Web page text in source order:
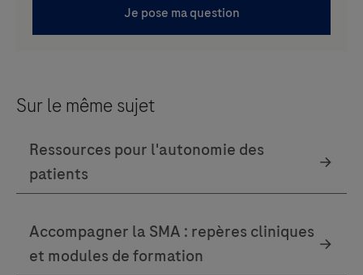
Sur le même sujet